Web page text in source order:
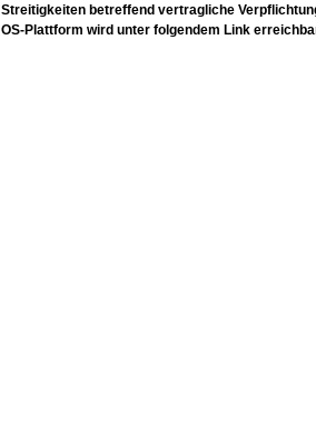
Streitigkeiten betreffend vertragliche
OS-Plattform wird unter folgendem Link